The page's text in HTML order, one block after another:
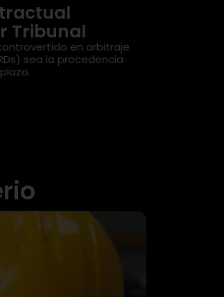
Tribunal
en arbitraje
sea la procedencia